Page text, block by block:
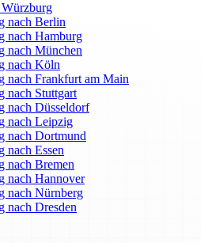
nach Berlin
nach Hamburg
nach München
nach Köln
nach Frankfurt am Main
nach Stuttgart
nach Düsseldorf
nach Leipzig
nach Dortmund
nach Essen
nach Bremen
nach Hannover
nach Nürnberg
nach Dresden